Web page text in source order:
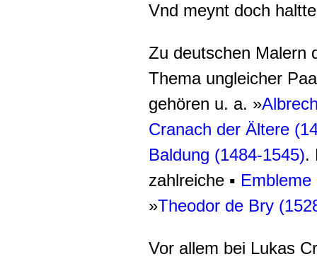
Vnd meynt doch
Zu deutschen Malern
Thema ungleicher
gehören u. a. »
Cranach der Ältere
Baldung (1484-1545).
zahlreiche ▪
»Theodor de Bry
Vor allem bei Lukas